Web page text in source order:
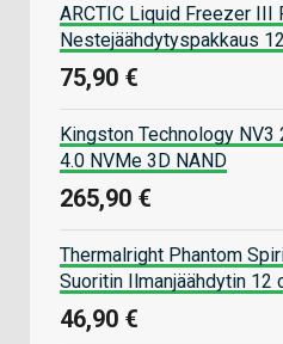
ARCTIC Liquid Freezer III
Nestejäähdytyspakkaus
75,90 €
Kingston Technology NV3
4.0 NVMe 3D NAND
265,90 €
Thermalright Phantom
Suoritin Ilmanjäähdytin 12
46,90 €